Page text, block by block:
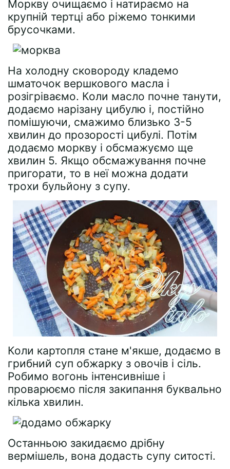
Моркву очищаємо і натираємо на
крупній тертці або ріжемо тонкими
брусочками.
На холодну сковороду кладемо
шматочок вершкового масла і
розігріваємо. Коли масло почне танути,
додаємо нарізану цибулю і, постійно
помішуючи, смажимо близько 3-5
хвилин до прозорості цибулі. Потім
додаємо моркву і обсмажуємо ще
хвилин 5. Якщо обсмажування почне
пригорати, то в неї можна додати
трохи бульйону з супу.
Коли картопля стане м'якше, додаємо в
грибний суп обжарку з овочів і сіль.
Робимо вогонь інтенсивніше і
проварюємо після закипання буквально
кілька хвилин.
Останньою закидаємо дрібну
вермішель, вона додасть супу ситості.